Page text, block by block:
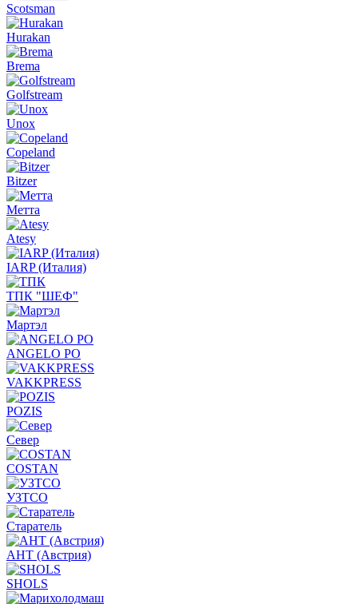
Scotsman
Hurakan
Brema
Golfstream
Unox
Copeland
Bitzer
Метта
Atesy
IARP (Италия)
ТПК "ШЕФ"
Мартэл
ANGELO PO
VAKKPRESS
POZIS
Север
COSTAN
УЗТСО
Старатель
АНТ (Австрия)
SHOLS